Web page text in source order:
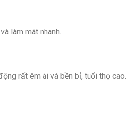
làm mát nhanh.
rất êm ái và bền bỉ, tuổi thọ cao.